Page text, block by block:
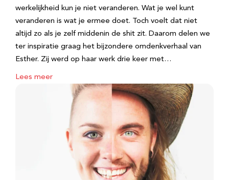
werkelijkheid kun je niet veranderen. Wat je wel kunt
veranderen is wat je ermee doet. Toch voelt dat niet
altijd zo als je zelf middenin de shit zit. Daarom delen we
ter inspiratie graag het bijzondere omdenkverhaal van
Esther. Zij werd op haar werk drie keer met…
Lees meer